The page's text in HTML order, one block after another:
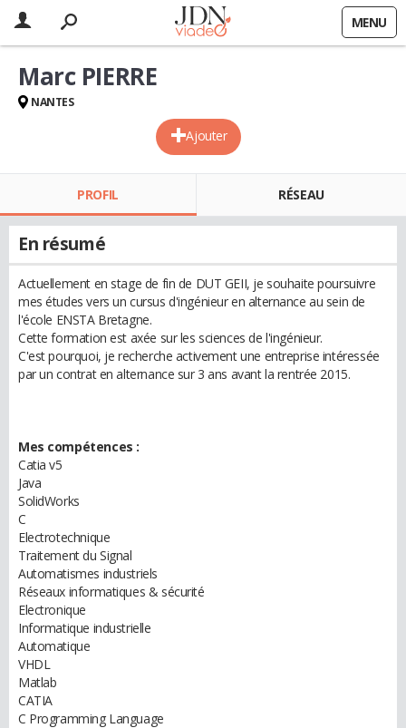
MENU
Ajouter
Marc PIERRE
NANTES
PROFIL RÉSEAU
En résumé
Actuellement en stage de fin de DUT GEII, je souhaite poursuivre
mes études vers un cursus d'ingénieur en alternance au sein de
l'école ENSTA Bretagne.
Cette formation est axée sur les sciences de l'ingénieur.
C'est pourquoi, je recherche activement une entreprise intéressée
par un contrat en alternance sur 3 ans avant la rentrée 2015.
Mes compétences :
Catia v5
Java
SolidWorks
C
Electrotechnique
Traitement du Signal
Automatismes industriels
Réseaux informatiques & sécurité
Electronique
Informatique industrielle
Automatique
VHDL
Matlab
CATIA
C Programming Language